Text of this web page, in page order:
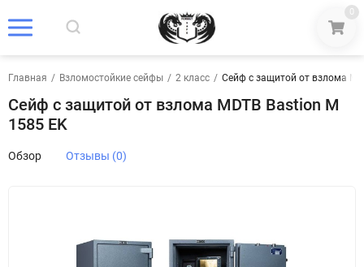
0
Главная / Взломостойкие сейфы / 2 класс / Сейф с защитой от взлома
Сейф с защитой от взлома MDTB Bastion M
1585 EK
Обзор Отзывы (0)